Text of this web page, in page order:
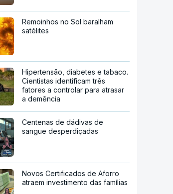
Remoinhos no Sol baralham
satélites
Hipertensão, diabetes e tabaco.
Cientistas identificam três
fatores a controlar para atrasar
a demência
Centenas de dádivas de
sangue desperdiçadas
Novos Certificados de Aforro
atraem investimento das famílias